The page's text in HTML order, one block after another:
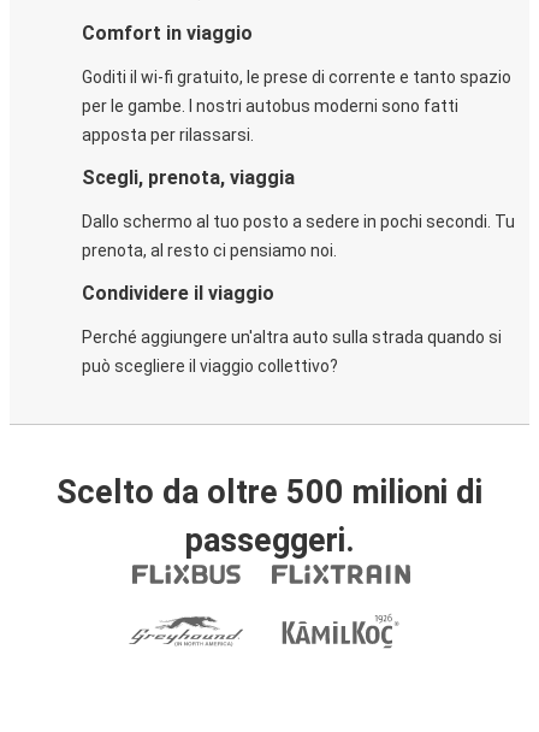
Comfort in viaggio
Goditi il wi-fi gratuito, le prese di corrente e tanto spazio
per le gambe. I nostri autobus moderni sono fatti
apposta per rilassarsi.
Scegli, prenota, viaggia
Dallo schermo al tuo posto a sedere in pochi secondi. Tu
prenota, al resto ci pensiamo noi.
Condividere il viaggio
Perché aggiungere un'altra auto sulla strada quando si
può scegliere il viaggio collettivo?
Scelto da oltre 500 milioni di
passeggeri.